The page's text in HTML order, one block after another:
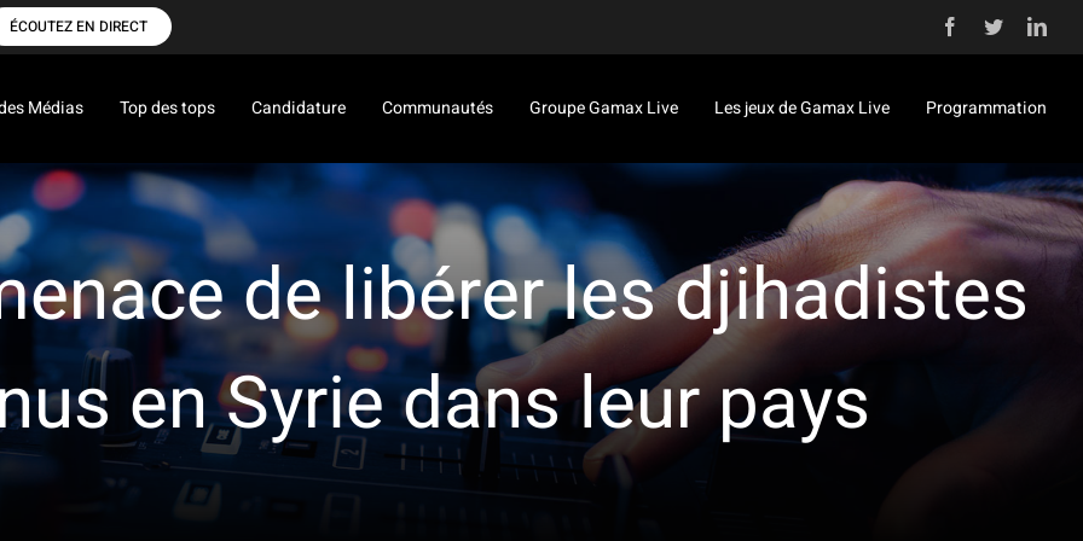
ÉCOUTEZ EN DIRECT Facebook
Twitter
Médias Top des tops Candidature Communautés Groupe Gamax Live Les jeux de Gamax Live Programmation
de libérer les djihadistes
en Syrie dans leur pays